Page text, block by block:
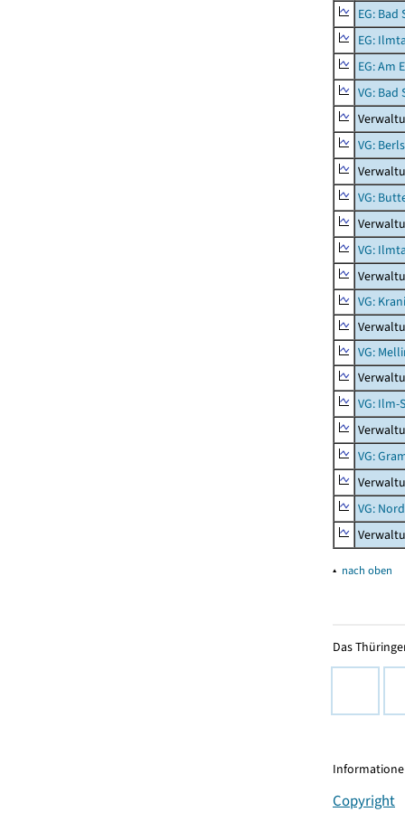
EG: Bad
EG:
EG: Am
VG: Bad
VG:
VG:
VG:
VG:
VG:
VG: Ilm-
VG:
VG:
▴ nach oben
Das
Copyright